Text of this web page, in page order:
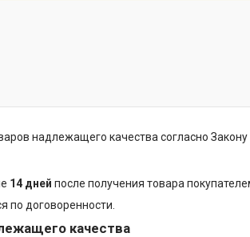
надлежащего качества согласно Закону
14 дней после получения товара
по договоренности.
качества